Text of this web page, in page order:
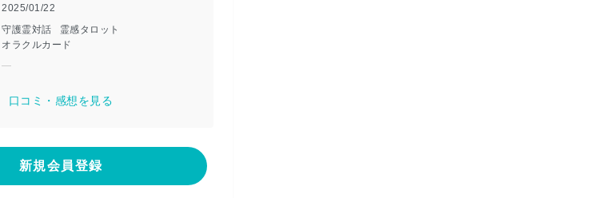
2025/01/22
守護霊対話
霊感タロット
オラクルカード
口コミ・感想を見る
新規会員登録